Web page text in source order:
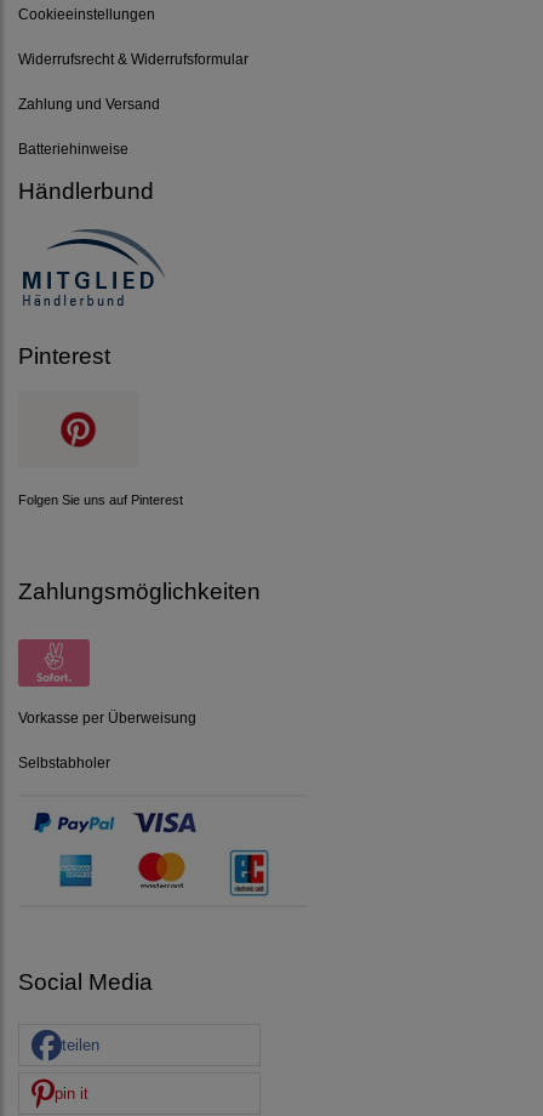
Cookieeinstellungen
Widerrufsrecht & Widerrufsformular
Zahlung und Versand
Batteriehinweise
Händlerbund
Pinterest
Folgen Sie uns auf Pinterest
Zahlungsmöglichkeiten
Vorkasse per Überweisung
Selbstabholer
Social Media
teilen
pin it